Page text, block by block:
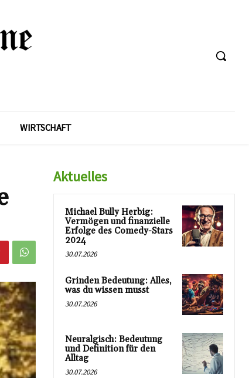
WIRTSCHAFT
Aktuelles
Michael Bully Herbig:
Vermögen und finanzielle
Erfolge des Comedy-Stars
2024
30.07.2026
Grinden Bedeutung: Alles,
was du wissen musst
30.07.2026
Neuralgisch: Bedeutung
und Definition für den
Alltag
30.07.2026